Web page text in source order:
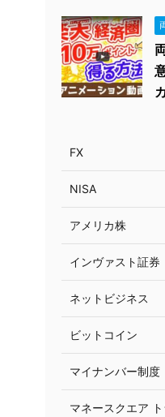
FX
NISA
アメリカ株
インヴァスト証券
ネットビジネス
ビットコイン
マイナンバー制度
マネースクエア